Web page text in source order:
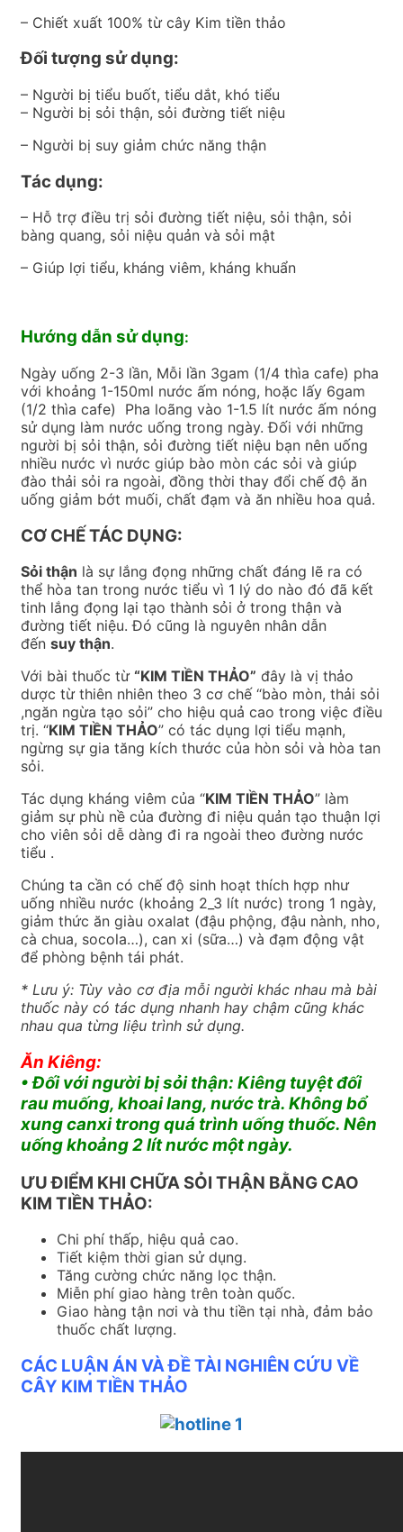
– Chiết xuất 100% từ cây Kim tiền thảo
Đối tượng sử dụng:
– Người bị tiểu buốt, tiểu dắt, khó tiểu
– Người bị sỏi thận, sỏi đường tiết niệu
– Người bị suy giảm chức năng thận
Tác dụng:
– Hỗ trợ điều trị sỏi đường tiết niệu, sỏi thận, sỏi
bàng quang, sỏi niệu quản và sỏi mật
– Giúp lợi tiểu, kháng viêm, kháng khuẩn
Hướng dẫn sử dụng:
Ngày uống 2-3 lần, Mỗi lần 3gam (1/4 thìa cafe) pha
với khoảng 1-150ml nước ấm nóng, hoặc lấy 6gam
(1/2 thìa cafe) Pha loãng vào 1-1.5 lít nước ấm nóng
sử dụng làm nước uống trong ngày. Đối với những
người bị sỏi thận, sỏi đường tiết niệu bạn nên uống
nhiều nước vì nước giúp bào mòn các sỏi và giúp
đào thải sỏi ra ngoài, đồng thời thay đổi chế độ ăn
uống giảm bớt muối, chất đạm và ăn nhiều hoa quả.
CƠ CHẾ TÁC DỤNG:
Sỏi thận là sự lắng đọng những chất đáng lẽ ra có
thể hòa tan trong nước tiểu vì 1 lý do nào đó đã kết
tinh lắng đọng lại tạo thành sỏi ở trong thận và
đường tiết niệu. Đó cũng là nguyên nhân dẫn
đến suy thận.
Với bài thuốc từ “KIM TIỀN THẢO” đây là vị thảo
dược từ thiên nhiên theo 3 cơ chế “bào mòn, thải sỏi
,ngăn ngừa tạo sỏi” cho hiệu quả cao trong việc điều
trị. “KIM TIỀN THẢO” có tác dụng lợi tiểu mạnh,
ngừng sự gia tăng kích thước của hòn sỏi và hòa tan
sỏi.
Tác dụng kháng viêm của “KIM TIỀN THẢO” làm
giảm sự phù nề của đường đi niệu quản tạo thuận lợi
cho viên sỏi dễ dàng đi ra ngoài theo đường nước
tiểu .
Chúng ta cần có chế độ sinh hoạt thích hợp như
uống nhiều nước (khoảng 2_3 lít nước) trong 1 ngày,
giảm thức ăn giàu oxalat (đậu phộng, đậu nành, nho,
cà chua, socola…), can xi (sữa…) và đạm động vật
để phòng bệnh tái phát.
* Lưu ý: Tùy vào cơ địa mỗi người khác nhau mà bài
thuốc này có tác dụng nhanh hay chậm cũng khác
nhau qua từng liệu trình sử dụng.
Ăn Kiêng:
• Đối với người bị sỏi thận: Kiêng tuyệt đối
rau muống, khoai lang, nước trà. Không bổ
xung canxi trong quá trình uống thuốc. Nên
uống khoảng 2 lít nước một ngày.
ƯU ĐIỂM KHI CHỮA SỎI THẬN BẰNG CAO
KIM TIỀN THẢO:
Chi phí thấp, hiệu quả cao.
Tiết kiệm thời gian sử dụng.
Tăng cường chức năng lọc thận.
Miễn phí giao hàng trên toàn quốc.
Giao hàng tận nơi và thu tiền tại nhà, đảm bảo
thuốc chất lượng.
CÁC LUẬN ÁN VÀ ĐỀ TÀI NGHIÊN CỨU VỀ
CÂY KIM TIỀN THẢO